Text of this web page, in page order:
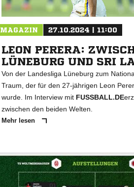
MAGAZIN 27.10.2024 | 11:00
LEON PERERA:
LÜNEBURG UND SRI
Von der Landesliga Lüneburg zum
Traum, der für den 27-jährigen Leon
wurde. Im Interview mit FUSSBALL.DE
zwischen den beiden Welten.
Mehr lesen